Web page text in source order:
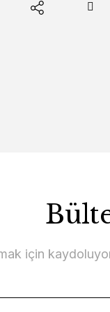
için